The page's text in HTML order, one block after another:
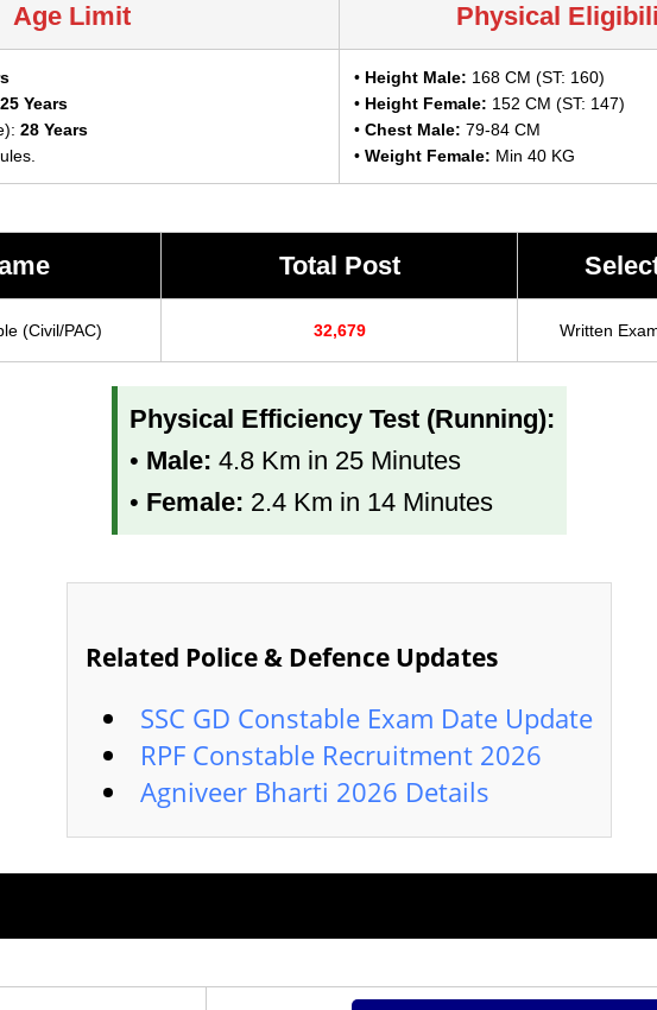
Age Limit Physical
25 Years
28 Years
• Height Male: 168 CM (ST: 160)
• Height Female: 152 CM (ST: 147)
• Chest Male: 79-84 CM
• Weight Female: Min 40 KG
Total Post
(Civil/PAC) 32,679 Written
Physical Efficiency Test (Running):
• Male: 4.8 Km in 25 Minutes
• Female: 2.4 Km in 14 Minutes
Related Police & Defence Updates
SSC GD Constable Exam Date Update
RPF Constable Recruitment 2026
Agniveer Bharti 2026 Details